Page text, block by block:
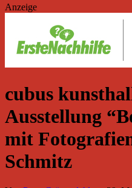
Anzeige
cubus
Ausstellung
mit
Schmitz